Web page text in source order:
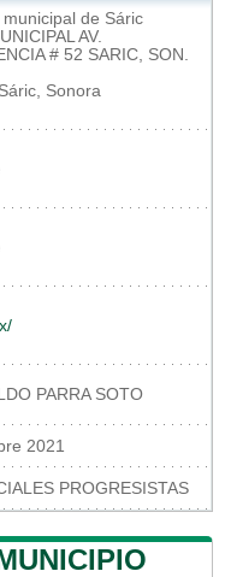
de Sáric
AV.
# 52 SARIC, SON.
Sonora
PARRA SOTO
2021
PROGRESISTAS